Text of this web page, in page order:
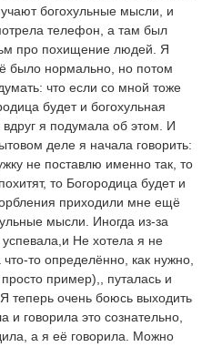
богохульные мысли, и
телефон, а там был
про похищение людей. Я
было нормально, но потом
что если со мной тоже
будет и богохульная
я подумала об этом. И
деле я начала говорить:
не поставлю именно так, то
то Богородица будет и
приходили мне ещё
мысли. Иногда из-за
Не хотела я не
то определённо, как нужно,
пример),, путалась и
теперь очень боюсь выходить
и говорила это сознательно,
а я её говорила. Можно